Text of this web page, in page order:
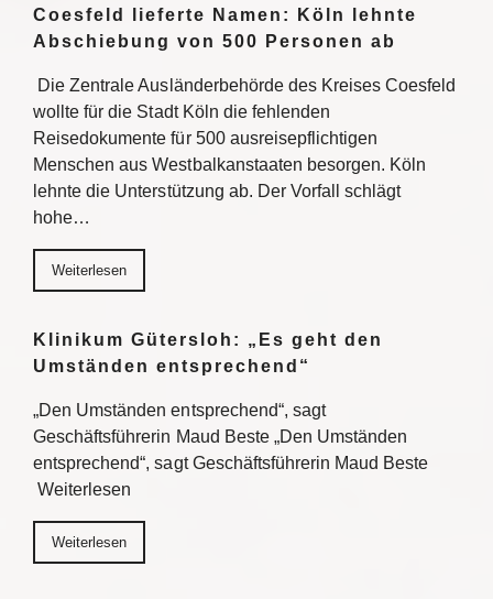
Coesfeld lieferte Namen: Köln lehnte
Abschiebung von 500 Personen ab
Die Zentrale Ausländerbehörde des Kreises Coesfeld
wollte für die Stadt Köln die fehlenden
Reisedokumente für 500 ausreisepflichtigen
Menschen aus Westbalkanstaaten besorgen. Köln
lehnte die Unterstützung ab. Der Vorfall schlägt
hohe…
Weiterlesen
Klinikum Gütersloh: „Es geht den
Umständen entsprechend“
„Den Umständen entsprechend“, sagt
Geschäftsführerin Maud Beste „Den Umständen
entsprechend“, sagt Geschäftsführerin Maud Beste
Weiterlesen
Weiterlesen